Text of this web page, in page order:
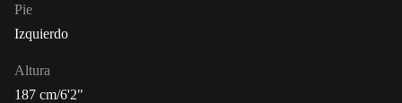
Pie
Izquierdo
Altura
187 cm/6'2"